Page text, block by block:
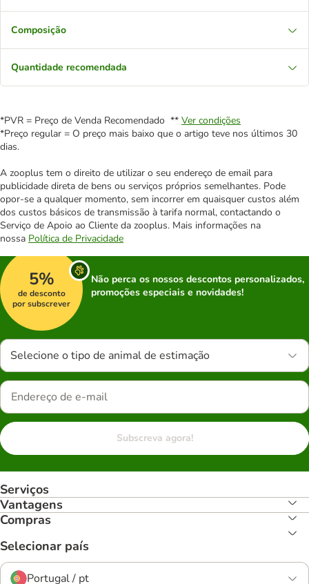
Composição
Quantidade recomendada
*PVR = Preço de Venda Recomendado ** Ver condições
*Preço regular = O preço mais baixo que o artigo teve nos últimos 30
dias.
A zooplus tem o direito de utilizar o seu endereço de email para
publicidade direta de bens ou serviços próprios semelhantes. Pode
opor-se a qualquer momento, sem incorrer em quaisquer custos além
dos custos básicos de transmissão à tarifa normal, contactando o
Serviço de Apoio ao Cliente da zooplus. Mais informações na
nossa Política de Privacidade
5%
de desconto
por subscrever
Não perca os nossos descontos personalizados,
promoções especiais e novidades!
Selecione o tipo de animal de estimação
Subscreva agora!
Serviços
Vantagens
Compras
Selecionar país
Portugal / pt